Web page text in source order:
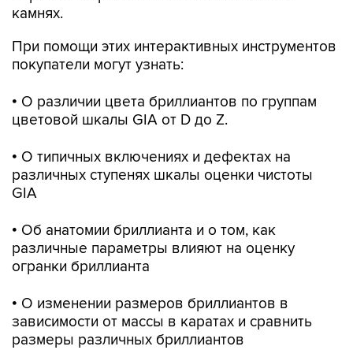
камнях.
При помощи этих интерактивных инструментов
покупатели могут узнать:
• О различии цвета бриллиантов по группам
цветовой шкалы GIA от D до Z.
• О типичных включениях и дефектах на
различных ступенях шкалы оценки чистоты
GIA
• Об анатомии бриллианта и о том, как
различные параметры влияют на оценку
огранки бриллианта
• О изменении размеров бриллиантов в
зависимости от массы в каратах и сравнить
размеры различных бриллиантов